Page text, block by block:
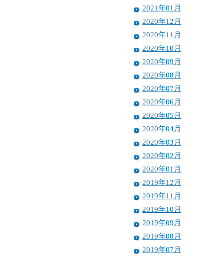
2021年01月
2020年12月
2020年11月
2020年10月
2020年09月
2020年08月
2020年07月
2020年06月
2020年05月
2020年04月
2020年03月
2020年02月
2020年01月
2019年12月
2019年11月
2019年10月
2019年09月
2019年08月
2019年07月